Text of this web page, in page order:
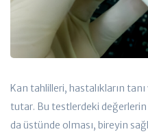
Kan tahlilleri, hastalıkların
tutar. Bu testlerdeki değerlerin
da üstünde olması, bireyin